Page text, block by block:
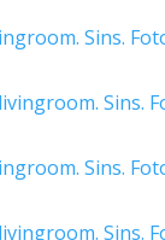
Sins.
Sins.